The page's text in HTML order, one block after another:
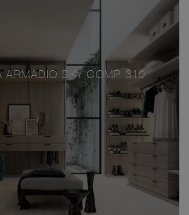
ARMADIO SKY COMP 310